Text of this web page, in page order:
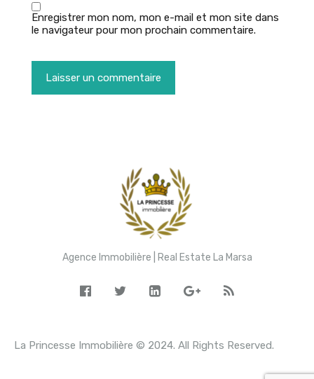
Enregistrer mon nom, mon e-mail et mon site dans
le navigateur pour mon prochain commentaire.
Agence Immobilière | Real Estate La Marsa
La Princesse Immobilière © 2024. All Rights Reserved.